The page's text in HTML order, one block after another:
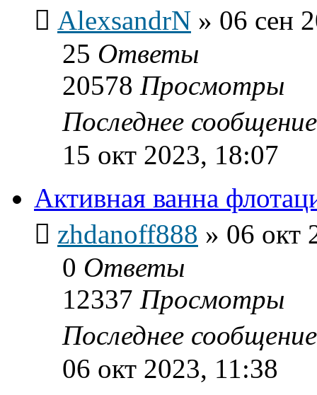
AlexsandrN » 06 сен
25 Ответы
20578 Просмотры
Последнее
15 окт 2023, 18:07
Активная ванна
zhdanoff888 » 06 окт
0 Ответы
12337 Просмотры
Последнее
06 окт 2023, 11:38